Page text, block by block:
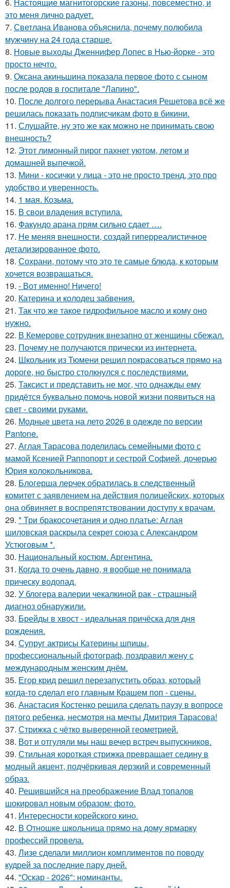
это меня лично радует.
7. Светлана Иванова объяснила, почему полюбила
мужчину на 24 года старше.
8. Новые выходы Дженнифер Лопес в Нью-йорке - это
просто нечто.
9. Оксана акиньшина показала первое фото с сыном
после родов в госпитале "Лапино".
10. После долгого перерыва Анастасия Решетова всё же
решилась показать подписчикам фото в бикини.
11. Слушайте, ну это же как можно не принимать свою
внешность?
12. Этот лимонный пирог пахнет уютом, летом и
домашней выпечкой.
13. Мини - косички у лица - это не просто тренд, это про
удобство и уверенность.
14. 1 мая. Козьма.
15. В свои владения вступила.
16. Факундо арана прям сильно сдает ….
17. Не меняя внешности, создай гиперреалистичное
детализированное фото.
18. Сохрани, потому что это те самые блюда, к которым
хочется возвращаться.
19. - Вот именно! Ничего!
20. Катерина и колодец забвения.
21. Так что же такое гидрофильное масло и кому оно
нужно.
22. В Кемерове сотрудник внезапно от женщины сбежал.
23. Почему не получаются прически из интернета.
24. Школьник из Тюмени решил покрасоваться прямо на
дороге, но быстро столкнулся с последствиями.
25. Таксист и представить не мог, что однажды ему
придётся буквально помочь новой жизни появиться на
свет - своими руками.
26. Модные цвета на лето 2026 в одежде по версии
Pantone.
27. Аглая Тарасова поделилась семейными фото с
мамой Ксенией Раппопорт и сестрой Софией, дочерью
Юрия колокольникова.
28. Блогерша лерчек обратилась в следственный
комитет с заявлением на действия полицейских, которых
она обвиняет в воспрепятствовании доступу к врачам.
29. * Три бракосочетания и одно платье: Аглая
шиловская раскрыла секрет союза с Александром
Устюговым *.
30. Национальный костюм. Аргентина.
31. Когда то очень давно, я вообще не понимала
прическу водопад.
32. У блогера валерии чекалкиной рак - страшный
диагноз обнаружили.
33. Брейды в хвост - идеальная причёска для дня
рождения.
34. Супруг актрисы Катерины шпицы,
профессиональный фотограф, поздравил жену с
международным женским днём.
35. Егор крид решил перезапустить образ, который
когда-то сделал его главным Крашем поп - сцены.
36. Анастасия Костенко решила сделать паузу в вопросе
пятого ребенка, несмотря на мечты Дмитрия Тарасова!
37. Стрижка с чётко выверенной геометрией.
38. Вот и отгуляли мы наш вечер встреч выпускников.
39. Стильная короткая стрижка превращает седину в
модный акцент, подчёркивая дерзкий и современный
образ.
40. Решившийся на преображение Влад топалов
шокировал новым образом: фото.
41. Интересности корейского кино.
42. В Отношке школьница прямо на дому ярмарку
профессий провела.
43. Лизе сделали миллион комплиментов по поводу
кудрей за последние пару дней.
44. "Оскар - 2026": номинанты.